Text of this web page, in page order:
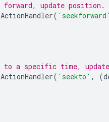
forward, update position.
(
to a specific time,
( 'seekto' , (